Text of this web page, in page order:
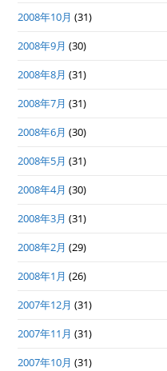
2008年10月 (31)
2008年9月 (30)
2008年8月 (31)
2008年7月 (31)
2008年6月 (30)
2008年5月 (31)
2008年4月 (30)
2008年3月 (31)
2008年2月 (29)
2008年1月 (26)
2007年12月 (31)
2007年11月 (31)
2007年10月 (31)